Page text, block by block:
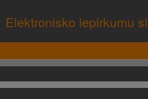
Elektronisko iepirkumu